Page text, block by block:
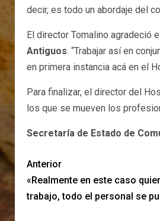
decir, es todo un abordaje del
El director Tomalino agradeció
Antiguos. “Trabajar así en
en primera instancia acá en el
Para finalizar, el director del
los que se mueven los
Secretaría de Estado de
Anterior
«Realmente en este caso
trabajo, todo el personal se